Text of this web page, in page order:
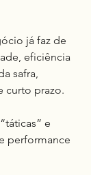
já faz de
eficiência
safra,
curto prazo.
e
performance